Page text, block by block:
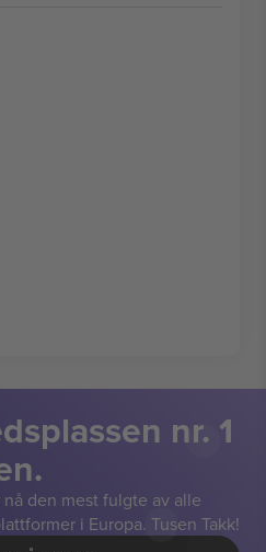
nr. 1
den mest fulgte av alle
i Europa. Tusen Takk!